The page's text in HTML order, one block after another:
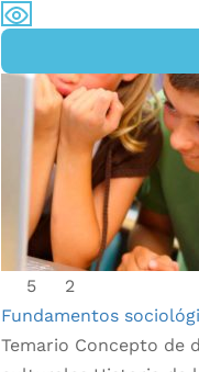
5
2
Fundamentos
Temario Concepto de